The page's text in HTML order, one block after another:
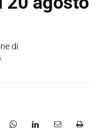
di